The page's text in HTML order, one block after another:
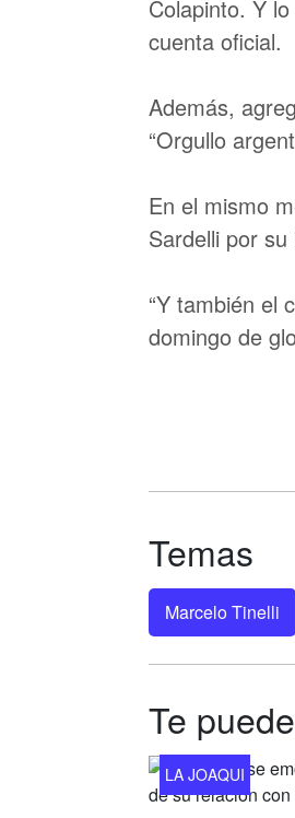
Colapinto. Y
cuenta oficial.
Además,
“Orgullo
En el mismo
Sardelli por
“Y también el
domingo de
Temas
Marcelo Tinelli
Te
LA JOAQUI